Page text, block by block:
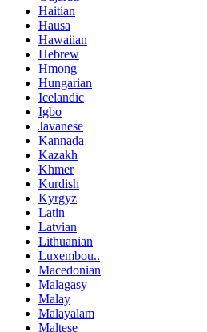
Haitian
Hausa
Hawaiian
Hebrew
Hmong
Hungarian
Icelandic
Igbo
Javanese
Kannada
Kazakh
Khmer
Kurdish
Kyrgyz
Latin
Latvian
Lithuanian
Luxembou..
Macedonian
Malagasy
Malay
Malayalam
Maltese